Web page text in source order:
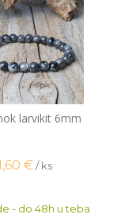
larvikit 6mm
€ / ks
- do 48h u teba